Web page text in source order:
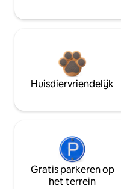
Huisdiervriendelijk
Gratis parkeren op
het terrein